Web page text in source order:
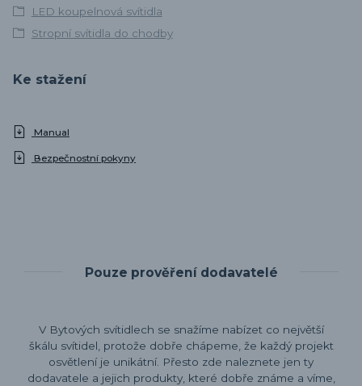
LED koupelnová svítidla
Stropní svítidla do chodby
Ke stažení
Manual
Bezpečnostní pokyny
Pouze prověření dodavatelé
V Bytových svítidlech se snažíme nabízet co největší
škálu svítidel, protože dobře chápeme, že každý projekt
osvětlení je unikátní. Přesto zde naleznete jen ty
dodavatele a jejich produkty, které dobře známe a víme,